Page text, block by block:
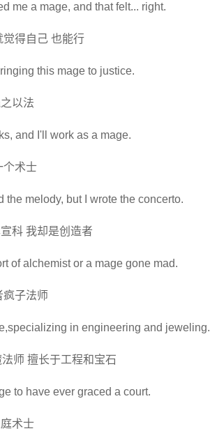
me a mage, and that felt... right.
得自己 也能行
this mage to justice.
以法
and I'll work as a mage.
个术士
the melody, but I wrote the concerto.
科 我却是创造者
of alchemist or a mage gone mad.
疯子法师
in engineering and jeweling.
师 擅长于工程和宝石
to have ever graced a court.
术士